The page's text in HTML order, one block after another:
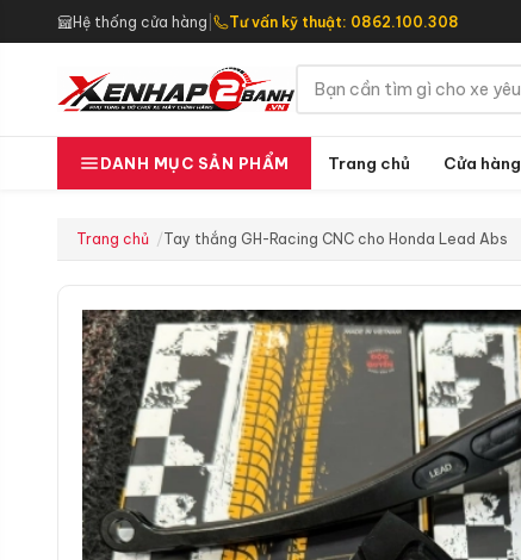
Hệ thống cửa hàng Tư vấn kỹ thuật: 0862.100.308
DANH MỤC SẢN PHẨM Trang chủ Cửa hàng
Trang chủ Tay thắng GH-Racing CNC cho Honda Lead Abs